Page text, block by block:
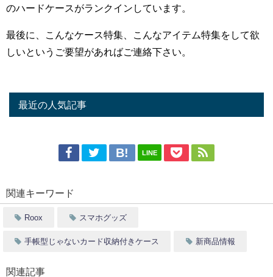
のハードケースがランクインしています。
最後に、こんなケース特集、こんなアイテム特集をして欲
しいというご要望があればご連絡下さい。
最近の人気記事
LINE
関連キーワード
Roox スマホグッズ
手帳型じゃないカード収納付きケース 新商品情報
関連記事